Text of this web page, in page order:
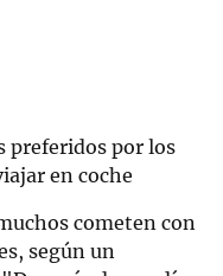
preferidos por los
en coche
cometen con
según un